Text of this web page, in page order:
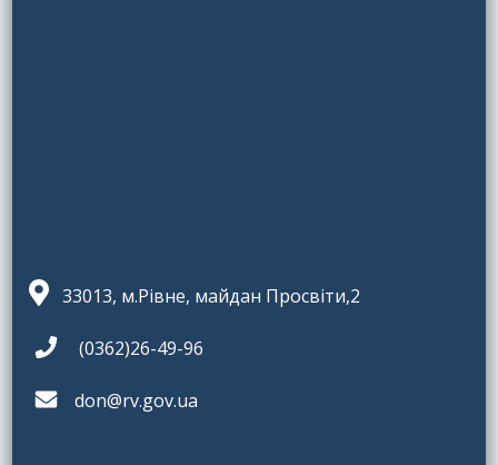
33013, м.Рівне, майдан Просвіти,2
(0362)26-49-96
don@rv.gov.ua